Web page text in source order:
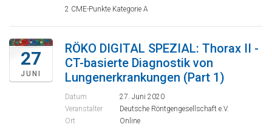
2 CME-Punkte Kategorie A
27
JUNI
RÖKO DIGITAL SPEZIAL: Thorax II -
CT-basierte Diagnostik von
Lungenerkrankungen (Part 1)
Datum
27. Juni 2020
Veranstalter
Deutsche Röntgengesellschaft e.V.
Ort
Online